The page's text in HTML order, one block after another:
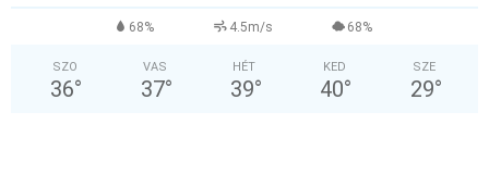
68% 4.5m/s 68%
SZO
36°
VAS
37°
HÉT
39°
KED
40°
SZE
29°